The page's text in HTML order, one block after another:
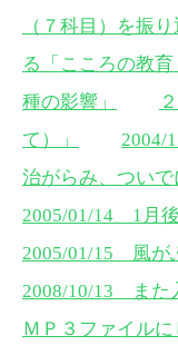
（７科目）を振
る「こころの教育
種の影響」
て）」
2004/
治がらみ、つい
2005/01/14 1月
2005/01/15 風が
2008/10/13 また
ＭＰ３ファイル